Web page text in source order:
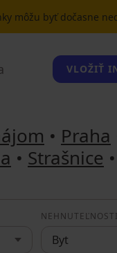
môžu byť dočasne
VLOŽIŤ
• Praha
• Strašnice •
NEHNUTEĽNOSTI
Byt